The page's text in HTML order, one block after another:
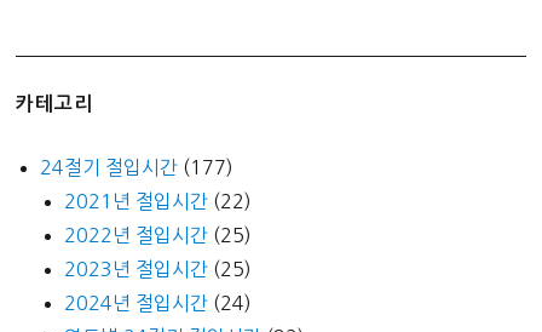
카테고리
24절기 절입시간 (177)
2021년 절입시간 (22)
2022년 절입시간 (25)
2023년 절입시간 (25)
2024년 절입시간 (24)